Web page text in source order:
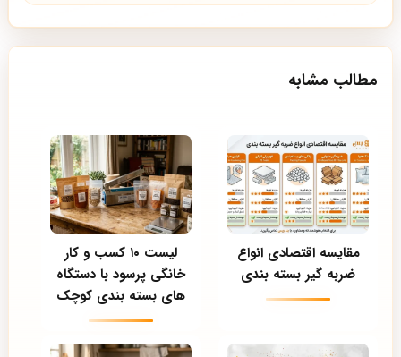
مطالب مشابه
مقایسه اقتصادی انواع
ضربه گیر بسته بندی
لیست ۱۰ کسب و کار
خانگی پرسود با دستگاه
های بسته بندی کوچک